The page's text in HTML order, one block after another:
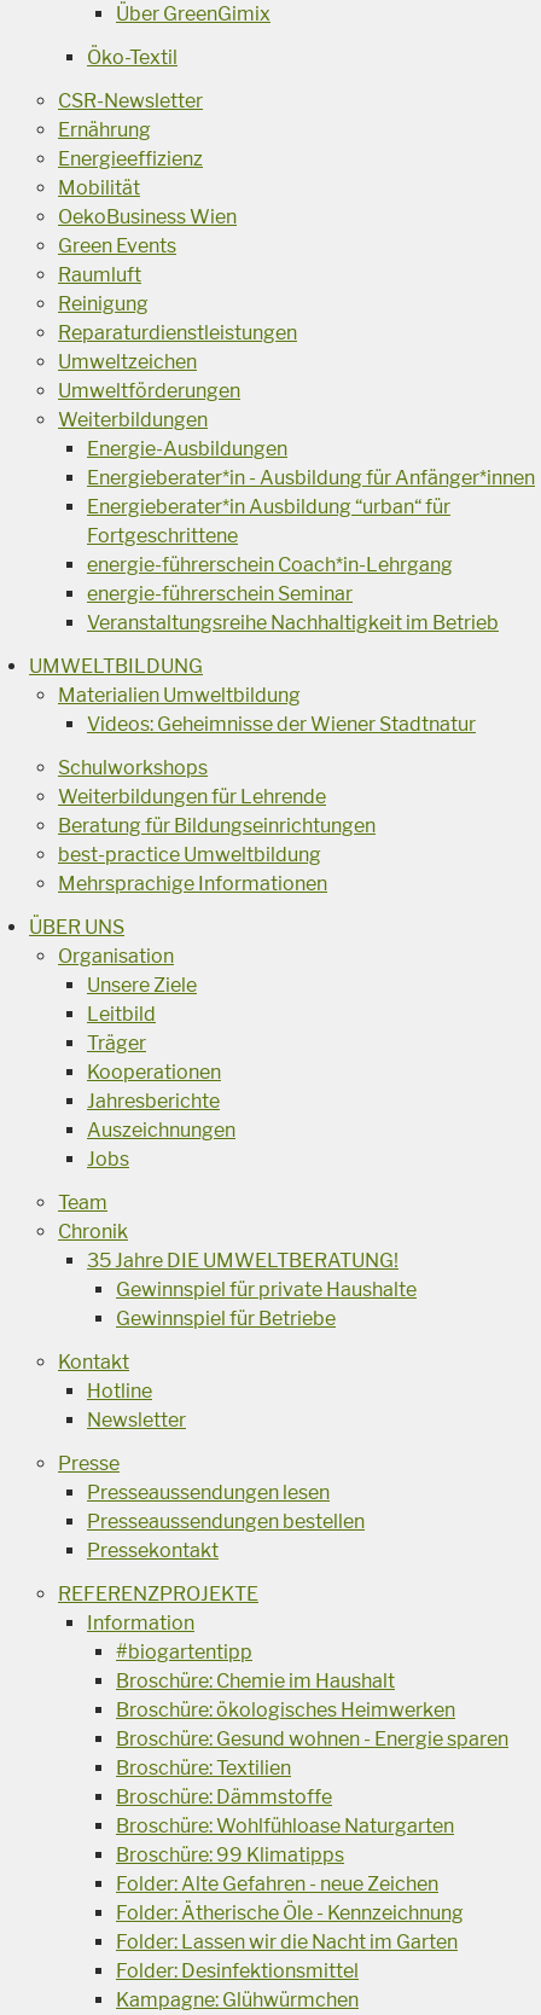
Über GreenGimix
Öko-Textil
CSR-Newsletter
Ernährung
Energieeffizienz
Mobilität
OekoBusiness Wien
Green Events
Raumluft
Reinigung
Reparaturdienstleistungen
Umweltzeichen
Umweltförderungen
Weiterbildungen
Energie-Ausbildungen
Energieberater*in - Ausbildung für Anfänger*innen
Energieberater*in Ausbildung “urban“ für
Fortgeschrittene
energie-führerschein Coach*in-Lehrgang
energie-führerschein Seminar
Veranstaltungsreihe Nachhaltigkeit im Betrieb
UMWELTBILDUNG
Materialien Umweltbildung
Videos: Geheimnisse der Wiener Stadtnatur
Schulworkshops
Weiterbildungen für Lehrende
Beratung für Bildungseinrichtungen
best-practice Umweltbildung
Mehrsprachige Informationen
ÜBER UNS
Organisation
Unsere Ziele
Leitbild
Träger
Kooperationen
Jahresberichte
Auszeichnungen
Jobs
Team
Chronik
35 Jahre DIE UMWELTBERATUNG!
Gewinnspiel für private Haushalte
Gewinnspiel für Betriebe
Kontakt
Hotline
Newsletter
Presse
Presseaussendungen lesen
Presseaussendungen bestellen
Pressekontakt
REFERENZPROJEKTE
Information
#biogartentipp
Broschüre: Chemie im Haushalt
Broschüre: ökologisches Heimwerken
Broschüre: Gesund wohnen - Energie sparen
Broschüre: Textilien
Broschüre: Dämmstoffe
Broschüre: Wohlfühloase Naturgarten
Broschüre: 99 Klimatipps
Folder: Alte Gefahren - neue Zeichen
Folder: Ätherische Öle - Kennzeichnung
Folder: Lassen wir die Nacht im Garten
Folder: Desinfektionsmittel
Kampagne: Glühwürmchen